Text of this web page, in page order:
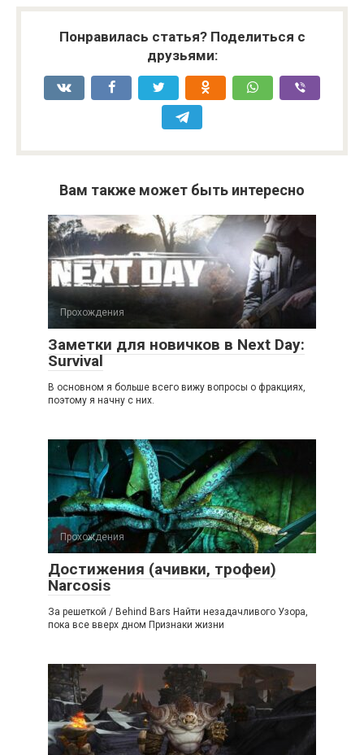
Понравилась статья? Поделиться с
друзьями:
Вам также может быть интересно
Прохождения
Заметки для новичков в Next Day:
Survival
В основном я больше всего вижу вопросы о фракциях,
поэтому я начну с них.
Прохождения
Достижения (ачивки, трофеи)
Narcosis
За решеткой / Behind Bars Найти незадачливого Узора,
пока все вверх дном Признаки жизни